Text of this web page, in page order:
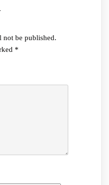
not be published.
*